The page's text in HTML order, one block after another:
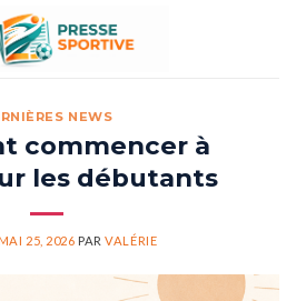
NEWS
commencer à
les débutants
25, 2026 PARVALÉRIE